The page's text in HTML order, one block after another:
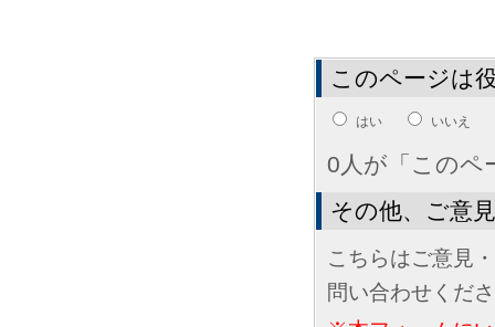
このページは
はい いいえ
0人が「このペ
その他、ご意
こちらはご意見
問い合わせくだ